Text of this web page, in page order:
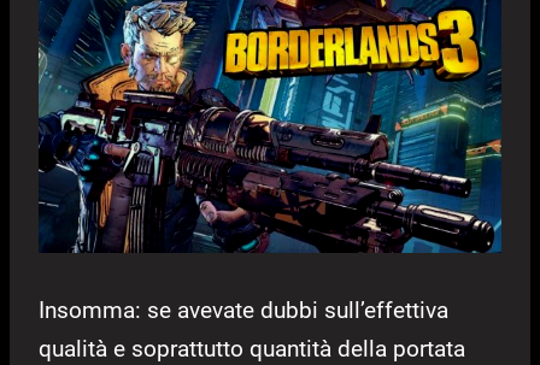
Insomma: se avevate dubbi sull’effettiva
qualità e soprattutto quantità della portata